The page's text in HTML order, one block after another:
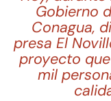
Gobierno
Conagua,
presa El
proyecto
mil